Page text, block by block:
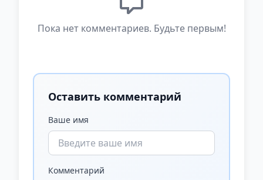
Пока нет комментариев. Будьте первым!
Оставить комментарий
Ваше имя
Комментарий